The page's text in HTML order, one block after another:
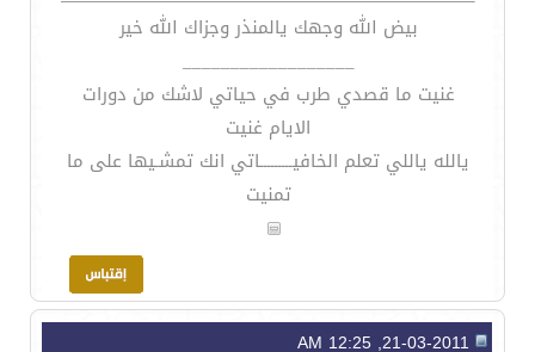
بيض الله وجهك يالمنذر وجزاك الله خير
__________________
غنيت ما قصدي طرب في حياتي لاشك من دورات
الايام غنيت
يالله ياللي تعلم الخافيـــــــــاتي انك تمشـيها على ما
تمنيت